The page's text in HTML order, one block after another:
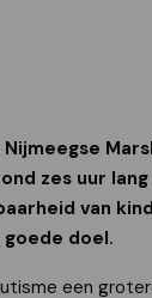
zes uur
van
doel.
een